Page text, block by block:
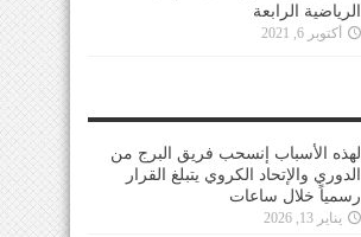
الرياضية الرابعة
أكتوبر 6, 2021
لهذه الأسباب إنسحب فريق البرج من
الدوري والإتحاد الكروي يتبلغ القرار
رسمياً خلال ساعات
يناير 13, 2026